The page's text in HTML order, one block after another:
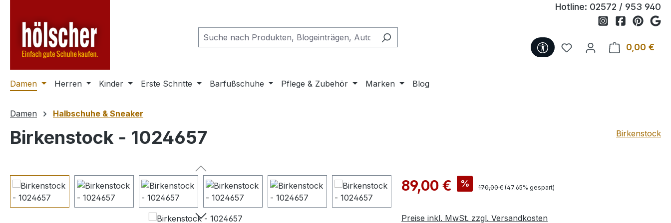
Hotline: 02572 / 953 940
Werkzeugleiste anzeigen
Du hast 0 Produkte auf
0,00 €
Damen Herren Kinder Erste Schritte Barfußschuhe Pflege & Zubehör Marken Blog
Damen Halbschuhe & Sneaker
Birkenstock - 1024657 Birkenstock
Bildergalerie überspringen Verkaufspreis:
89,00 € % Regulärer Preis:
170,00 € (47.65% gespart)
Preise inkl. MwSt. zzgl. Versandkosten